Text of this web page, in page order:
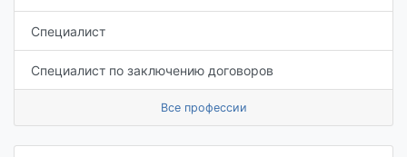
Специалист
Специалист по заключению договоров
Все профессии